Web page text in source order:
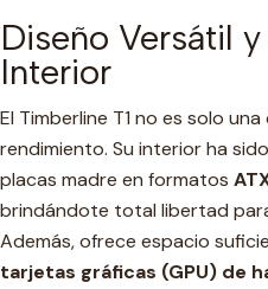
Diseño Versátil
Interior
El Timberline T1 no es solo
rendimiento. Su interior ha
placas madre en formatos
brindándote total libertad
Además, ofrece espacio
tarjetas gráficas (GPU) de